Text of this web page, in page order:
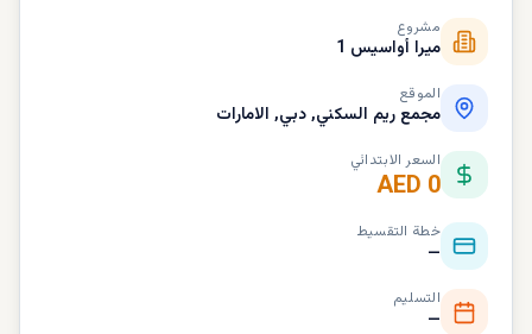
مشروع
ميرا أواسيس 1
الموقع
مجمع ريم السكني, دبي, الامارات
السعر الابتدائي
AED 0
خطة التقسيط
—
التسليم
—